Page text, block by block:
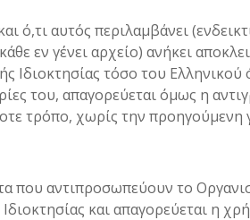
αυτός περιλαμβάνει
εν γένει αρχείο) ανήκει
Ιδιοκτησίας τόσο του Ελληνικού
του, απαγορεύεται όμως η
τρόπο, χωρίς την προηγούμενη
που αντιπροσωπεύουν το
και απαγορεύεται η